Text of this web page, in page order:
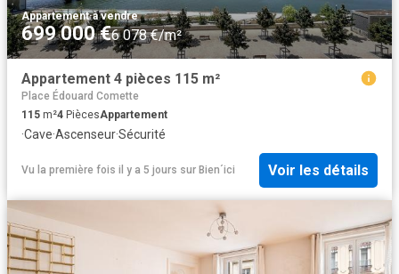
Appartement·à vendre
699 000 €6 078 €/m²
Appartement 4 pièces 115 m²
Place Édouard Comette
115 m²4 PiècesAppartement
·Cave·Ascenseur·Sécurité
Vu la première fois il y a 5 jours sur Bien´ici Voir les détails